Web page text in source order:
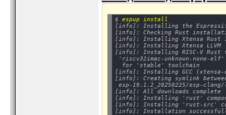
$ espup install
[info]: Installing the Espressif
[info]: Checking Rust
[info]: Installing Xtensa Rust
[info]: Installing Xtensa LLVM
[info]: Installing RISC-V Rust
'riscv32imac-unknown-none-
  for 'stable' toolchain
[info]: Installing GCC
[info]: Creating symlink
esp-19.1.2_20250225/esp-
[info]: All downloads complete
[info]: Installing 'rust'
[info]: Installing 'rust-src'
[info]: Installation